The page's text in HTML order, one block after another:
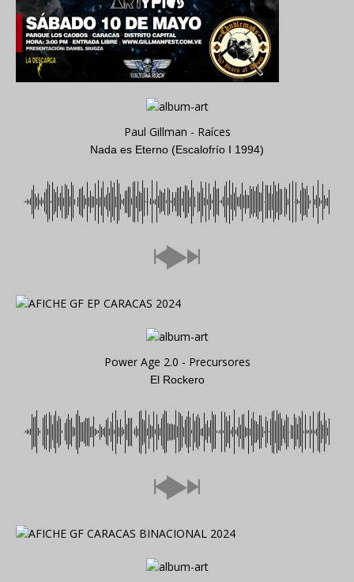
Paul Gillman - Raíces
Nada es Eterno (Escalofrío I 1994)
Power Age 2.0 - Precursores
El Rockero